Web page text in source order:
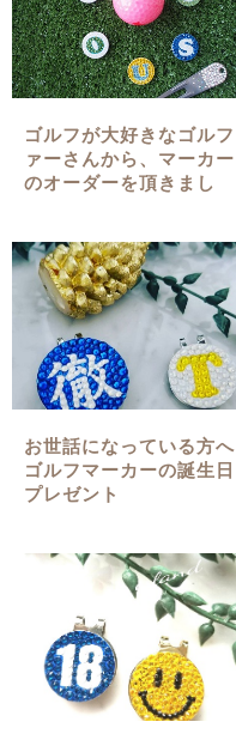
ゴルフが大好きなゴルフ
ァーさんから、マーカー
のオーダーを頂きまし
お世話になっている方へ
ゴルフマーカーの誕生日
プレゼント